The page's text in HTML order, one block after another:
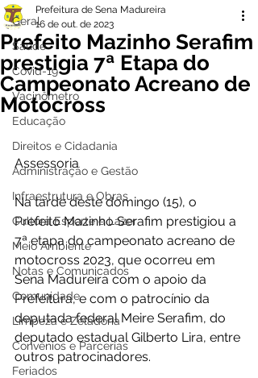
Geral
Saúde
Covid-19
Vacinômetro
Educação
Direitos e Cidadania
Administração e Gestão
Infraestrutura e Obras
Cultura Esporte e Lazer
Meio Ambiente
Notas e Comunicados
Comunidade
Limpeza e Zeladoria
Convênios e Parcerias
Feriados
Prefeito Mazinho Serafim
prestigia 7ª Etapa do
Campeonato Acreano de
Motocross
Prefeitura de Sena Madureira
16 de out. de 2023
Assessoria
Na tarde deste domingo (15), o
Prefeito Mazinho Serafim prestigiou a
7ª etapa do campeonato acreano de
motocross 2023, que ocorreu em
Sena Madureira com o apoio da
Prefeitura, e com o patrocínio da
deputada federal Meire Serafim, do
deputado estadual Gilberto Lira, entre
outros patrocinadores.